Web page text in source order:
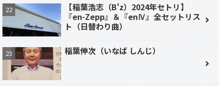
【稲葉浩志（B'z）2024年セトリ】
『en-Zepp』＆『enⅣ』全セットリス
ト（日替わり曲）
稲葉伸次（いなば しんじ）